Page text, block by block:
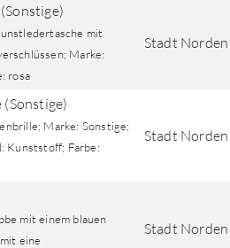
mit
Marke:
rosa
Stadt Norden
Marke: Sonstige;
Kunststoff; Farbe:
Stadt Norden
mit einem blauen
eine
Stadt Norden